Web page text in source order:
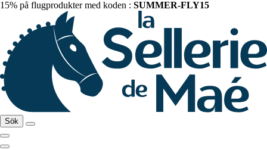
15% på flugprodukter med koden : SUMMER-FLY15
Sök